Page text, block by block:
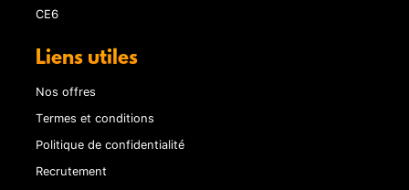
CE6
Liens utiles
Nos offres
Termes et conditions
Politique de confidentialité
Recrutement